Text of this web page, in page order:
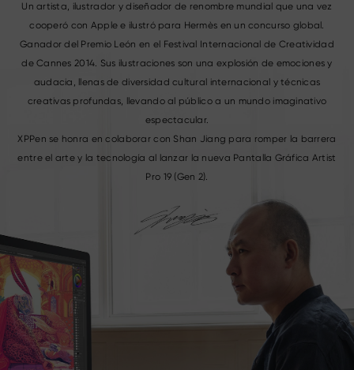
Un artista, ilustrador y diseñador de renombre mundial que una vez
cooperó con Apple e ilustró para Hermès en un concurso global.
Ganador del Premio León en el Festival Internacional de Creatividad
de Cannes 2014. Sus ilustraciones son una explosión de emociones y
audacia, llenas de diversidad cultural internacional y técnicas
creativas profundas, llevando al público a un mundo imaginativo
espectacular.
XPPen se honra en colaborar con Shan Jiang para romper la barrera
entre el arte y la tecnología al lanzar la nueva Pantalla Gráfica Artist
Pro 19 (Gen 2).